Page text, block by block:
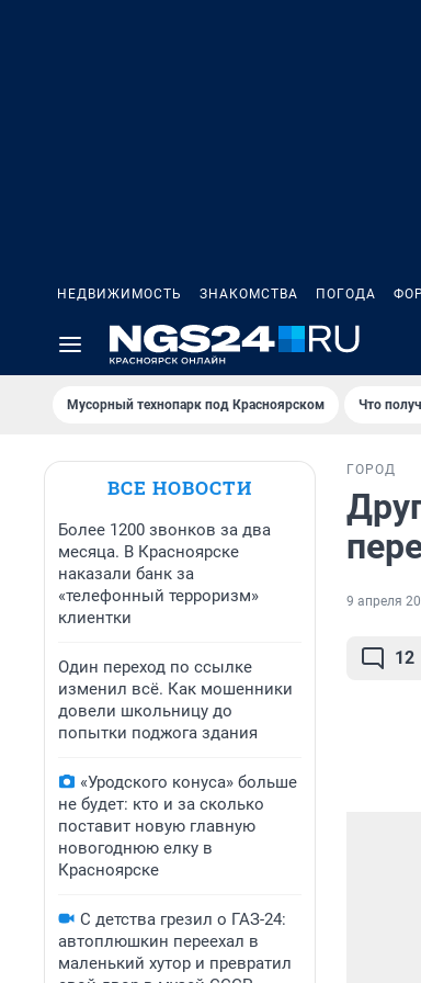
НЕДВИЖИМОСТЬ ЗНАКОМСТВА ПОГОДА
Мусорный технопарк под Крaсноярском Что
ВСЕ НОВОСТИ
Более 1200 звонков за два
месяца. В Красноярске
наказали банк за
«телефонный терроризм»
клиентки
Один переход по ссылке
изменил всё. Как мошенники
довели школьницу до
попытки поджога здания
«Уродского конуса» больше
не будет: кто и за сколько
поставит новую главную
новогоднюю елку в
Красноярске
С детства грезил о ГАЗ-24:
автоплюшкин переехал в
маленький хутор и превратил
ГОРОД
9 апреля
12